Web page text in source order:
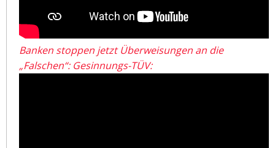
Banken stoppen jetzt Überweisungen an die
„Falschen“: Gesinnungs-TÜV: